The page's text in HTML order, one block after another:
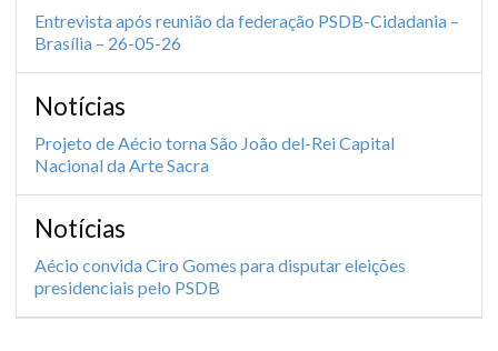
Entrevista após reunião da federação PSDB-Cidadania –
Brasília – 26-05-26
Notícias
Projeto de Aécio torna São João del-Rei Capital
Nacional da Arte Sacra
Notícias
Aécio convida Ciro Gomes para disputar eleições
presidenciais pelo PSDB